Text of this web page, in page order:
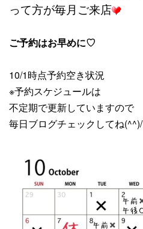
って方が毎月ご来店
ご予約はお早めに♡
10/1時点予約空き状況
※予約スケジュールは
不定期で更新していますので
毎日ブログチェックしてね(^^)/